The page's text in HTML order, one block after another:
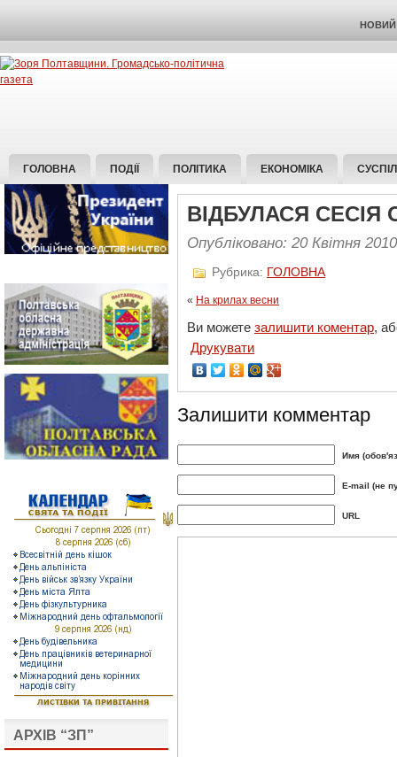
НОВИЙ
ГОЛОВНА ПОДІЇ ПОЛІТИКА ЕКОНОМІКА
АРХІВ “ЗП”
ВІДБУЛАСЯ СЕСІЯ
Опубліковано: 20 Квітня 2010
Рубрика: ГОЛОВНА
« На крилах весни
Ви можете залишити коментар,
Друкувати
Залишити комментар
Имя
E-mail (не
URL